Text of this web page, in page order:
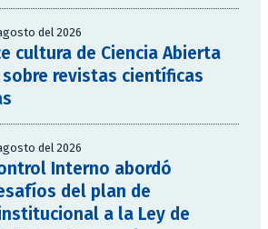
del 2026
cultura de Ciencia Abierta
revistas científicas
del 2026
Interno abordó
del plan de
a la Ley de